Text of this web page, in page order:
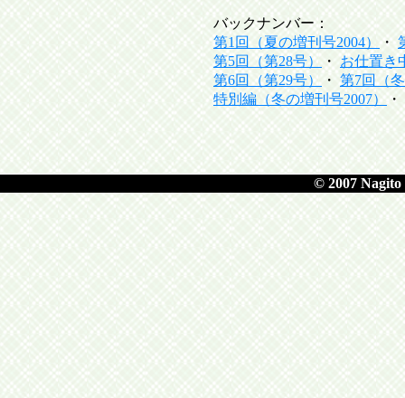
バックナンバー：
第1回（夏の増刊号2004） ・
第5回（第28号） ・ お仕置
第6回（第29号） ・第7回（
特別編（冬の増刊号2007）・
© 2007